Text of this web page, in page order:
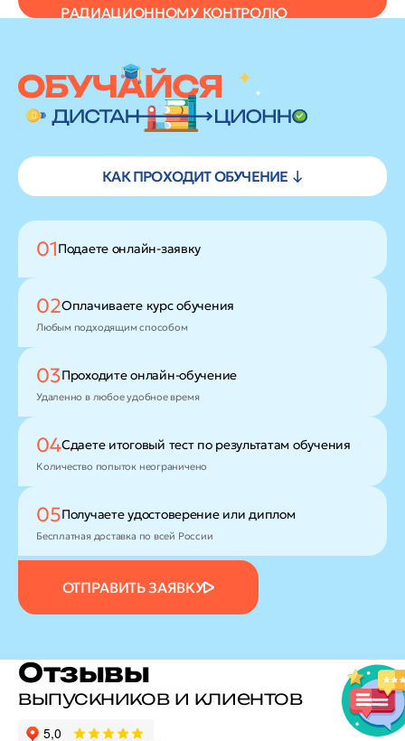
РАДИАЦИОННОМУ КОНТРОЛЮ
КАК ПРОХОДИТ ОБУЧЕНИЕ ↓
01Подаете онлайн-заявку
ОТПРАВИТЬ ЗАЯВКУ
02Оплачиваете курс обучения
Любым подходящим способом
03Проходитеонлайн-обучение
Удаленно в любое удобное время
04Сдаете итоговый тест по результатам обучения
Количество попыток неограничено
05Получаете удостоверение или диплом
Бесплатная доставка по всей России
Отзывы
выпускников и клиентов